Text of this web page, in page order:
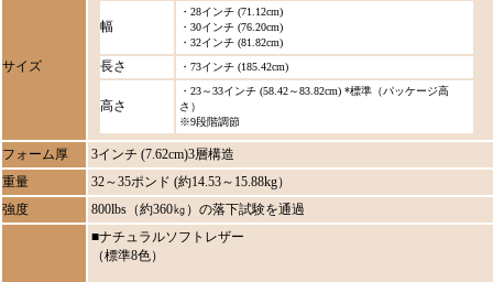
サイズ
幅
・28インチ (71.12cm)
・30インチ (76.20cm)
・32インチ (81.82cm)
長さ ・73インチ (185.42cm)
高さ
・23～33インチ (58.42～83.82cm) *標準（パッケージ高
さ）
※9段階調節
フォーム厚
3インチ (7.62cm)3層構造
重量
32～35ポンド (約14.53～15.88kg）
強度
800lbs（約360㎏）の落下試験を通過
■ナチュラルソフトレザー
（標準8色）